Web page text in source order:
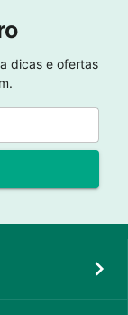
dicas e ofertas